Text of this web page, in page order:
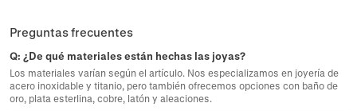
Preguntas frecuentes
Q: ¿De qué materiales están hechas las joyas?
Los materiales varían según el artículo. Nos especializamos en joyería de
acero inoxidable y titanio, pero también ofrecemos opciones con baño de
oro, plata esterlina, cobre, latón y aleaciones.